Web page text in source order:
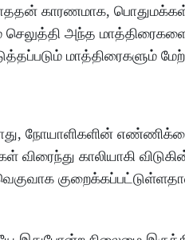
காரணமாக,
அந்த
மாத்திரைகளும்
நோயாளிகளின்
காலியாகி
குறைக்கப்பட்டுள்ளதால்